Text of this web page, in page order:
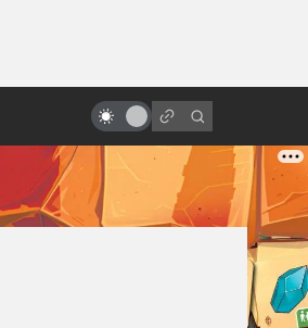
фильмов